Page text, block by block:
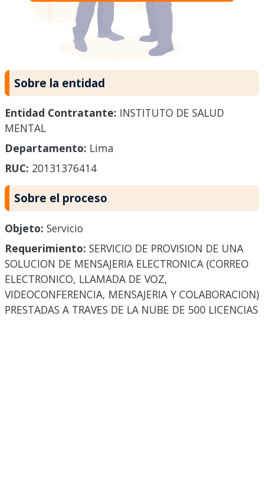
Sobre la entidad
Entidad Contratante: INSTITUTO DE SALUD
MENTAL
Departamento: Lima
RUC: 20131376414
Sobre el proceso
Objeto: Servicio
Requerimiento: SERVICIO DE PROVISION DE UNA
SOLUCION DE MENSAJERIA ELECTRONICA (CORREO
ELECTRONICO, LLAMADA DE VOZ,
VIDEOCONFERENCIA, MENSAJERIA Y COLABORACION)
PRESTADAS A TRAVES DE LA NUBE DE 500 LICENCIAS